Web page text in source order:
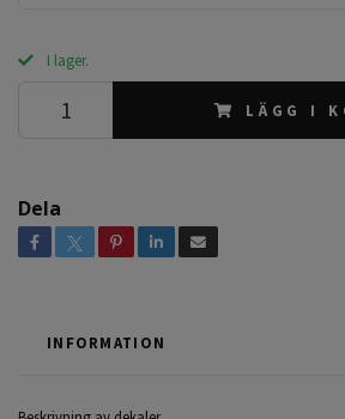
I lager.
LÄGG I
Dela
INFORMATION